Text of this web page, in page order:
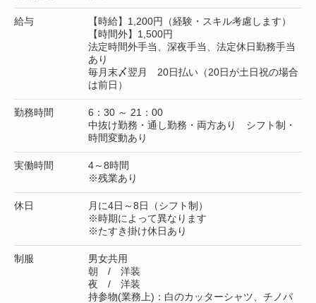
給与
【時給】1,200円（経験・スキル考慮します）
【時間外】1,500円
法定時間外手当、深夜手当、法定休日勤務手当
あり
毎月末〆翌月 20日払い（20日が土日祝の場合
は前日）
勤務時間
6：30 ～ 21：00
中抜け勤務・通し勤務・両方あり シフト制・
時間変動あり
実働時間
4～8時間
※残業あり
休日
月に4日～8日（シフト制）
※時期によって異なります
※たすき掛け休日あり
制服
男女共用
朝 / 洋装
夜 / 洋装
持参物(業務上)：白のカッターシャツ、チノパ